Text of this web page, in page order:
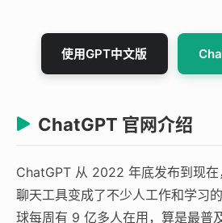
使用GPT中文版
ChatGPT 官网介绍
ChatGPT 从 2022 年底发布到现在
聊天工具变成了不少人工作和学习
球每周有 9 亿多人在用，算是最普